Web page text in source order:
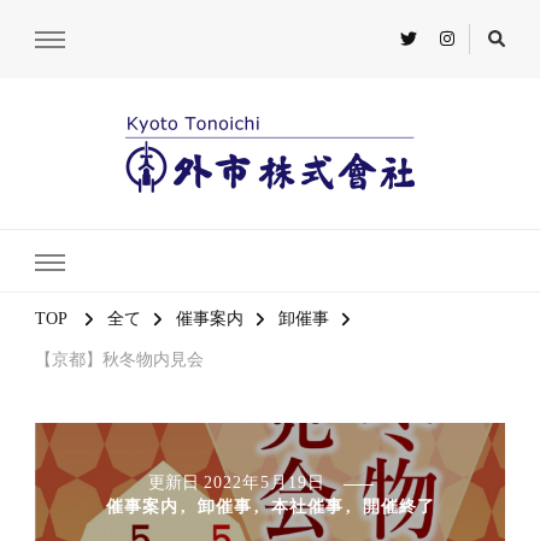
TOP 全て 催事案内 卸催事
【京都】秋冬物内見会
更新日2022年5月19日
催事案内
卸催事 本社催事 開催終了